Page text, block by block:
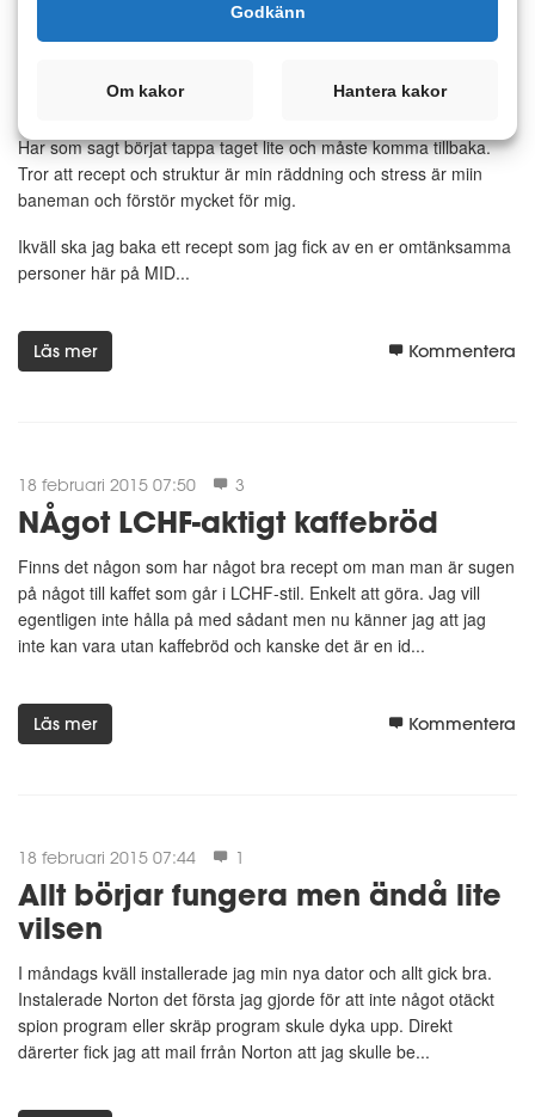
Ikväll ska jag baka
Har som sagt börjat tappa taget lite och måste komma tillbaka.
Tror att recept och struktur är min räddning och stress är miin
baneman och förstör mycket för mig.
Ikväll ska jag baka ett recept som jag fick av en er omtänksamma
personer här på MID...
Läs mer Kommentera
18 februari 2015 07:50 3
NÅgot LCHF-aktigt kaffebröd
Finns det någon som har något bra recept om man man är sugen
på något till kaffet som går i LCHF-stil. Enkelt att göra. Jag vill
egentligen inte hålla på med sådant men nu känner jag att jag
inte kan vara utan kaffebröd och kanske det är en id...
Läs mer Kommentera
18 februari 2015 07:44 1
Allt börjar fungera men ändå lite
vilsen
I måndags kväll installerade jag min nya dator och allt gick bra.
Instalerade Norton det första jag gjorde för att inte något otäckt
spion program eller skräp program skule dyka upp. Direkt
därerter fick jag att mail frrån Norton att jag skulle be...
Godkänn
Om kakor Hantera kakor